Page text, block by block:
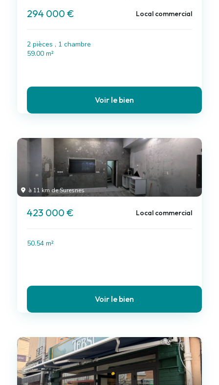
294 000 € Local commercial
2 pièces , 1 chambre
59.00 m²
Voir le bien
à 11 km de Suresnes
423 000 € Local commercial
50.54 m²
Voir le bien